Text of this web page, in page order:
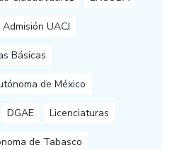
Admisión UACJ
Básicas
de México
DGAE Licenciaturas
de Tabasco